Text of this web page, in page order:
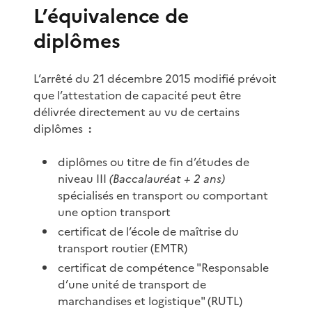
L’équivalence de
diplômes
L’arrêté du 21 décembre 2015 modifié prévoit
que l’attestation de capacité peut être
délivrée directement au vu de certains
diplômes :
diplômes ou titre de fin d’études de
niveau III(Baccalauréat + 2 ans)
spécialisés en transport ou comportant
une option transport
certificat de l’école de maîtrise du
transport routier (EMTR)
certificat de compétence "Responsable
d’une unité de transport de
marchandises et logistique" (RUTL)